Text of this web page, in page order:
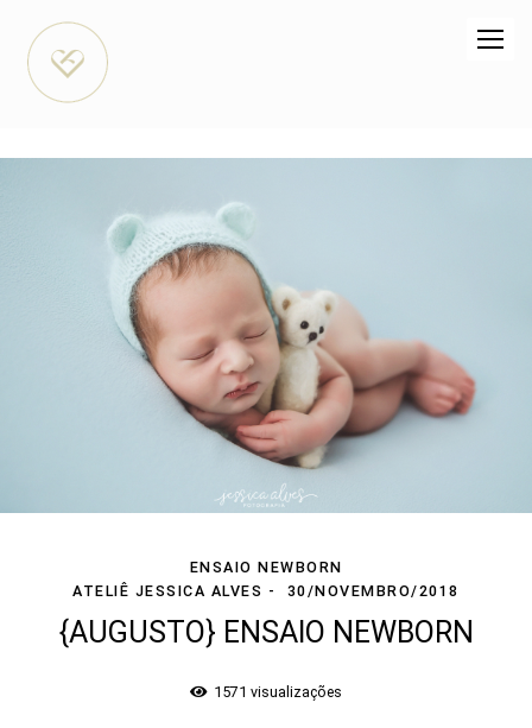
ENSAIO NEWBORN
ATELIÊ JESSICA ALVES
30/NOVEMBRO/2018
{AUGUSTO} ENSAIO NEWBORN
1571 visualizações